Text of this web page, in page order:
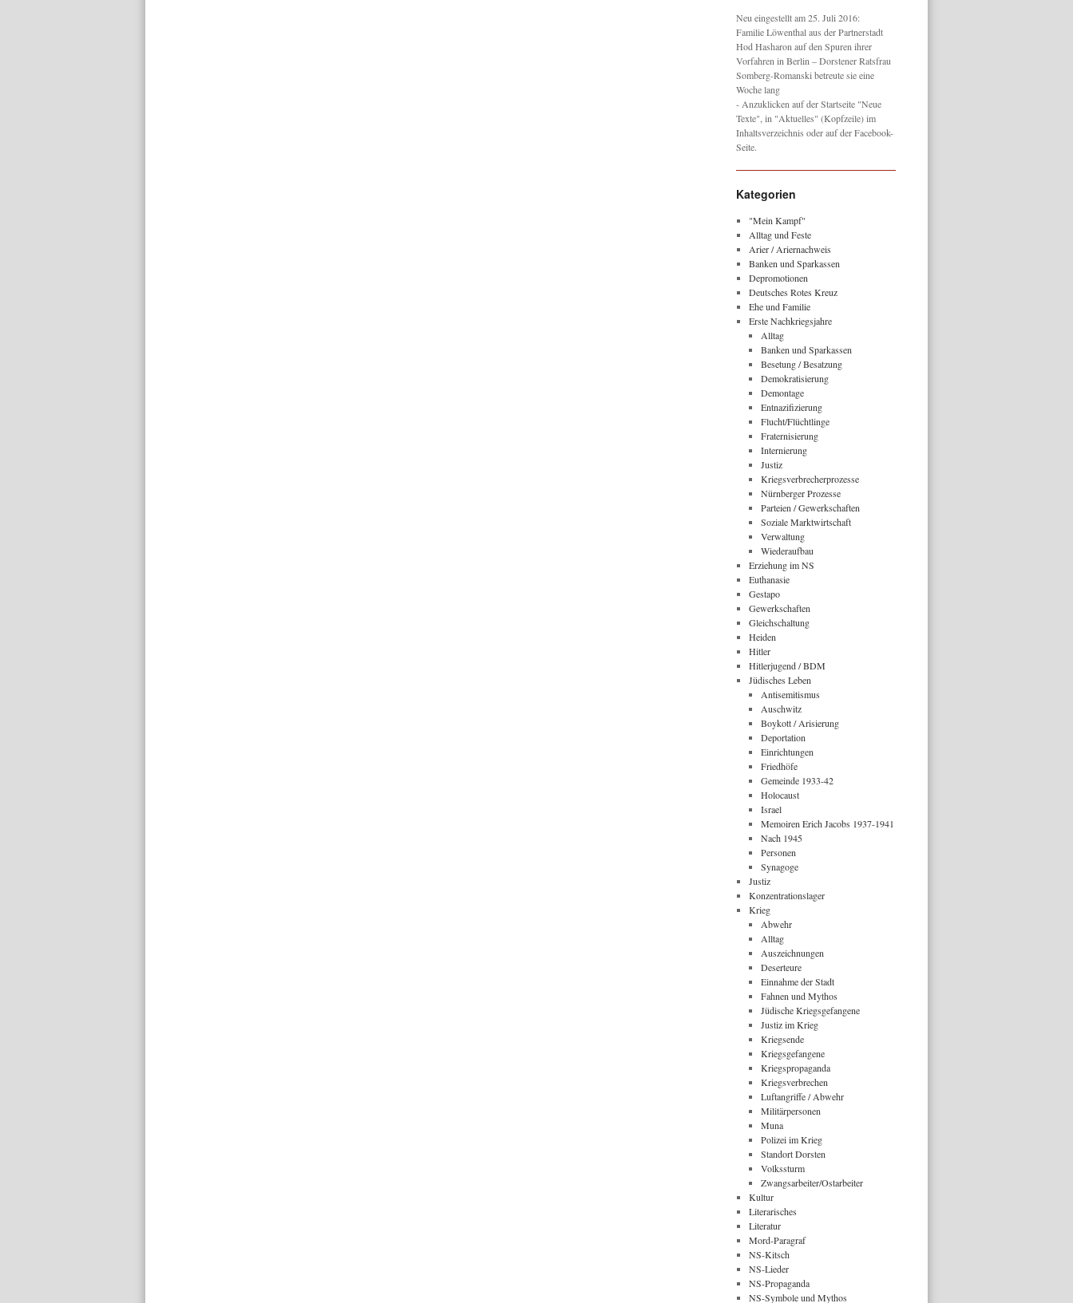
Neu eingestellt am 25. Juli 2016:
Familie Löwenthal aus der Partnerstadt
Hod Hasharon auf den Spuren ihrer
Vorfahren in Berlin – Dorstener Ratsfrau
Somberg-Romanski betreute sie eine
Woche lang
- Anzuklicken auf der Startseite "Neue
Texte", in "Aktuelles" (Kopfzeile) im
Inhaltsverzeichnis oder auf der Facebook-
Seite.
Kategorien
"Mein Kampf"
Alltag und Feste
Arier / Ariernachweis
Banken und Sparkassen
Depromotionen
Deutsches Rotes Kreuz
Ehe und Familie
Erste Nachkriegsjahre
Alltag
Banken und Sparkassen
Besetung / Besatzung
Demokratisierung
Demontage
Entnazifizierung
Flucht/Flüchtlinge
Fraternisierung
Internierung
Justiz
Kriegsverbrecherprozesse
Nürnberger Prozesse
Parteien / Gewerkschaften
Soziale Marktwirtschaft
Verwaltung
Wiederaufbau
Erziehung im NS
Euthanasie
Gestapo
Gewerkschaften
Gleichschaltung
Heiden
Hitler
Hitlerjugend / BDM
Jüdisches Leben
Antisemitismus
Auschwitz
Boykott / Arisierung
Deportation
Einrichtungen
Friedhöfe
Gemeinde 1933-42
Holocaust
Israel
Memoiren Erich Jacobs 1937-1941
Nach 1945
Personen
Synagoge
Justiz
Konzentrationslager
Krieg
Abwehr
Alltag
Auszeichnungen
Deserteure
Einnahme der Stadt
Fahnen und Mythos
Jüdische Kriegsgefangene
Justiz im Krieg
Kriegsende
Kriegsgefangene
Kriegspropaganda
Kriegsverbrechen
Luftangriffe / Abwehr
Militärpersonen
Muna
Polizei im Krieg
Standort Dorsten
Volkssturm
Zwangsarbeiter/Ostarbeiter
Kultur
Literarisches
Literatur
Mord-Paragraf
NS-Kitsch
NS-Lieder
NS-Propaganda
NS-Symbole und Mythos